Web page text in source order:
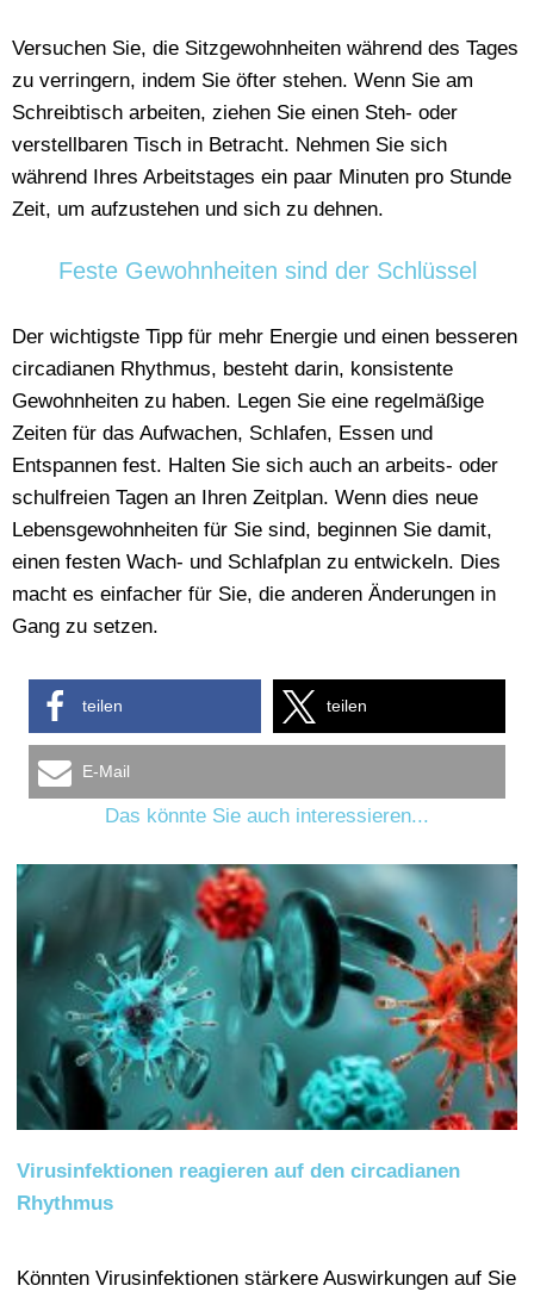
Versuchen Sie, die Sitzgewohnheiten während des Tages
zu verringern, indem Sie öfter stehen. Wenn Sie am
Schreibtisch arbeiten, ziehen Sie einen Steh- oder
verstellbaren Tisch in Betracht. Nehmen Sie sich
während Ihres Arbeitstages ein paar Minuten pro Stunde
Zeit, um aufzustehen und sich zu dehnen.
Feste Gewohnheiten sind der Schlüssel
Der wichtigste Tipp für mehr Energie und einen besseren
circadianen Rhythmus, besteht darin, konsistente
Gewohnheiten zu haben. Legen Sie eine regelmäßige
Zeiten für das Aufwachen, Schlafen, Essen und
Entspannen fest. Halten Sie sich auch an arbeits- oder
schulfreien Tagen an Ihren Zeitplan. Wenn dies neue
Lebensgewohnheiten für Sie sind, beginnen Sie damit,
einen festen Wach- und Schlafplan zu entwickeln. Dies
macht es einfacher für Sie, die anderen Änderungen in
Gang zu setzen.
teilen teilen
E-Mail
Das könnte Sie auch interessieren...
Virusinfektionen reagieren auf den circadianen
Rhythmus
Könnten Virusinfektionen stärkere Auswirkungen auf Sie